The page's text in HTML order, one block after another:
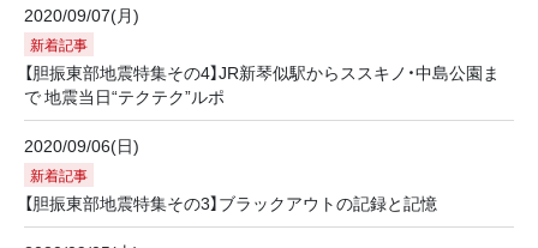
2020/09/07(月)
新着記事
【胆振東部地震特集その4】JR新琴似駅からススキノ・中島公園ま
で 地震当日“テクテク”ルポ
2020/09/06(日)
新着記事
【胆振東部地震特集その3】ブラックアウトの記録と記憶